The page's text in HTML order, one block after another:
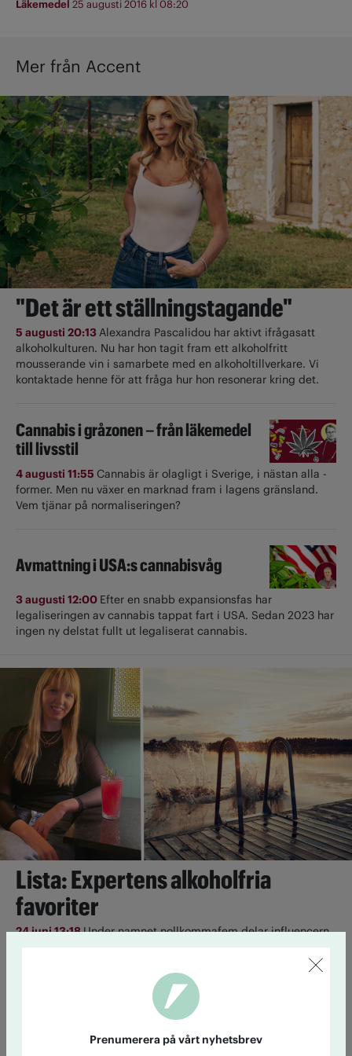
Läkemedel 25 augusti 2016 kl 08:20
Mer från Accent
"Det är ett ställningstagande"
5 augusti 20:13Alexandra Pascalidou har aktivt ifrågasatt
alkoholkulturen. Nu har hon tagit fram ett alkoholfritt
mousserande vin i samarbete med en alkoholtillverkare. Vi
kontaktade henne för att fråga hur hon resonerar kring det.
Cannabis i gråzonen – från läkemedel
till livsstil
4 augusti 11:55 Cannabis är olagligt i ­Sverige, i nästan alla ­
former. Men nu växer en marknad fram i lagens gränsland.
Vem tjänar på normaliseringen?
Avmattning i USA:s cannabisvåg
3 augusti 12:00 Efter en snabb expansionsfas har
legaliseringen av cannabis tappat fart i USA. Sedan 2023 har
ingen ny delstat fullt ut ­legaliserat cannabis.
Lista: Expertens alkoholfria
favoriter
24 juni 13:18Under namnet nollkommafem delar influencern
Alexandra Holm med sig av sin nyktra livsstil. Här är hennes
Så tycker partierna om
alkoholreklamenPrenumerera på vårt nyhetsbrev